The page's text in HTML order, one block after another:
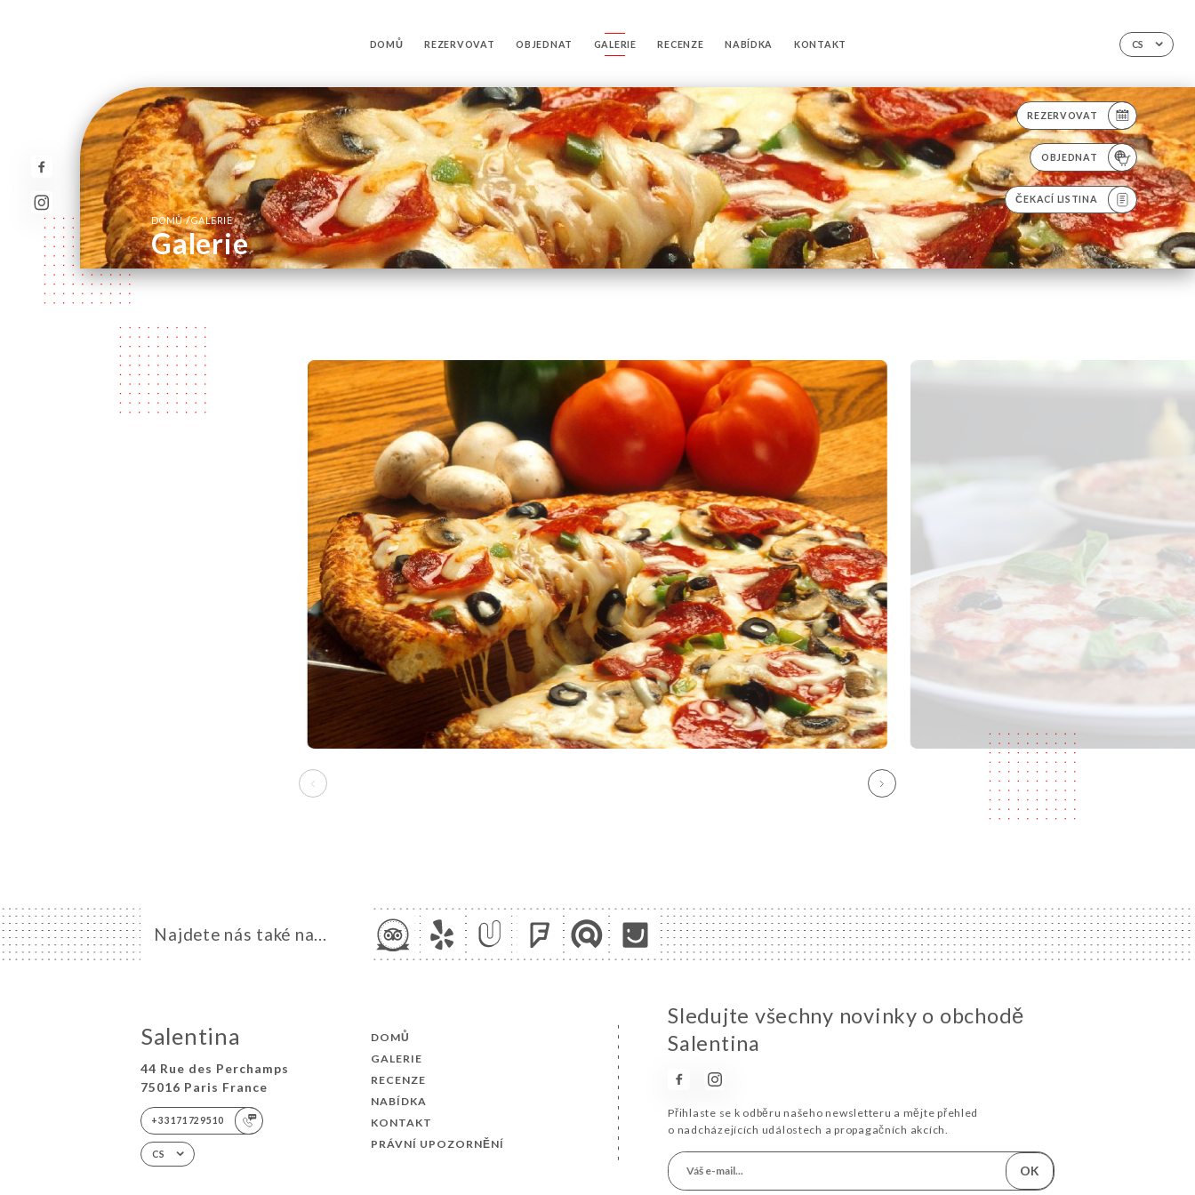
CS
DOMŮ REZERVOVAT OBJEDNAT GALERIE RECENZE NABÍDKA KONTAKT
REZERVOVAT
OBJEDNAT
ČEKACÍ LISTINA
DOMŮ/GALERIE
Galerie
Najdete nás také na...
Salentina
44 Rue des Perchamps
75016 Paris France
+33171729510
CS
DOMŮ
GALERIE
RECENZE
NABÍDKA
KONTAKT
PRÁVNÍ UPOZORNĚNÍ
Sledujte všechny novinky o obchodě
Salentina
Přihlaste se k odběru našeho newsletteru a mějte přehled
o nadcházejících událostech a propagačních akcích.
OK